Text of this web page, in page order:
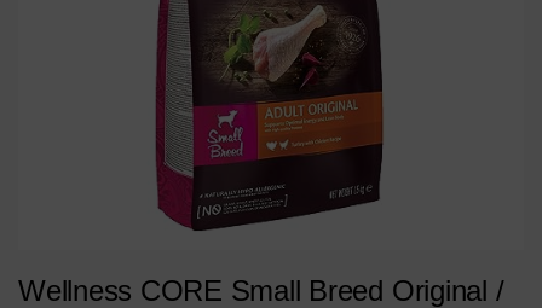
Wellness CORE Small Breed Original /